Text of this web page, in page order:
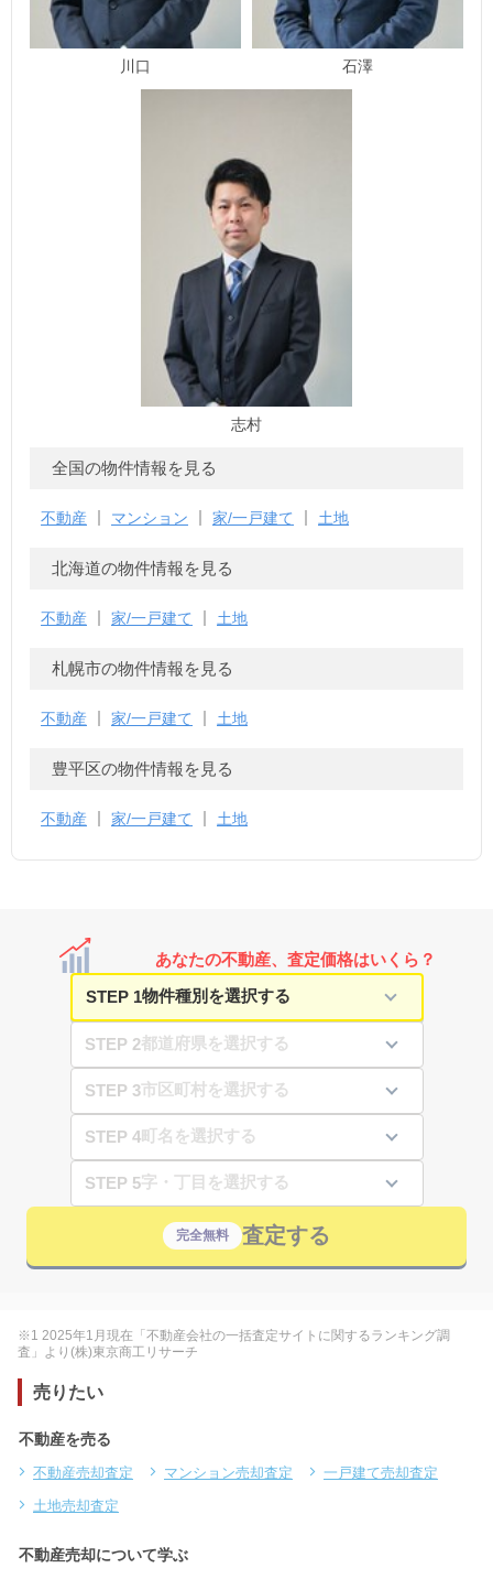
川口 石澤
志村
全国の物件情報を見る
不動産 マンション 家/一戸建て 土地
北海道の物件情報を見る
不動産 家/一戸建て 土地
札幌市の物件情報を見る
不動産 家/一戸建て 土地
豊平区の物件情報を見る
不動産 家/一戸建て 土地
あなたの不動産、査定価格はいくら？
STEP 1
STEP 2
STEP 3
STEP 4
STEP 5
完全無料 査定する
※1 2025年1月現在「不動産会社の一括査定サイトに関するランキング調
査」より(株)東京商工リサーチ
売りたい
不動産を売る
不動産売却査定 マンション売却査定
一戸建て売却査定
土地売却査定
不動産売却について学ぶ